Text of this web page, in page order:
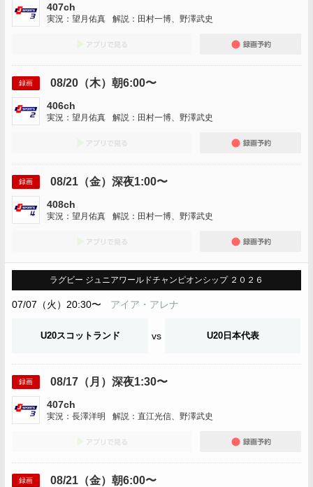
407ch
実況：望月佑真 解説：田村一博、野澤武史
録画 08/20（木）朝6:00〜
406ch
実況：望月佑真 解説：田村一博、野澤武史
録画 08/21（金）深夜1:00〜
408ch
実況：望月佑真 解説：田村一博、野澤武史
ラグビー ジュニアワールドチャンピオンシップ ２０２６
07/07（火）20:30〜 アイア・アレナ
U20スコットランド vs U20日本代表
録画 08/17（月）深夜1:30〜
407ch
実況：長澤洋明 解説：直江光信、野澤武史
録画 08/21（金）朝6:00〜